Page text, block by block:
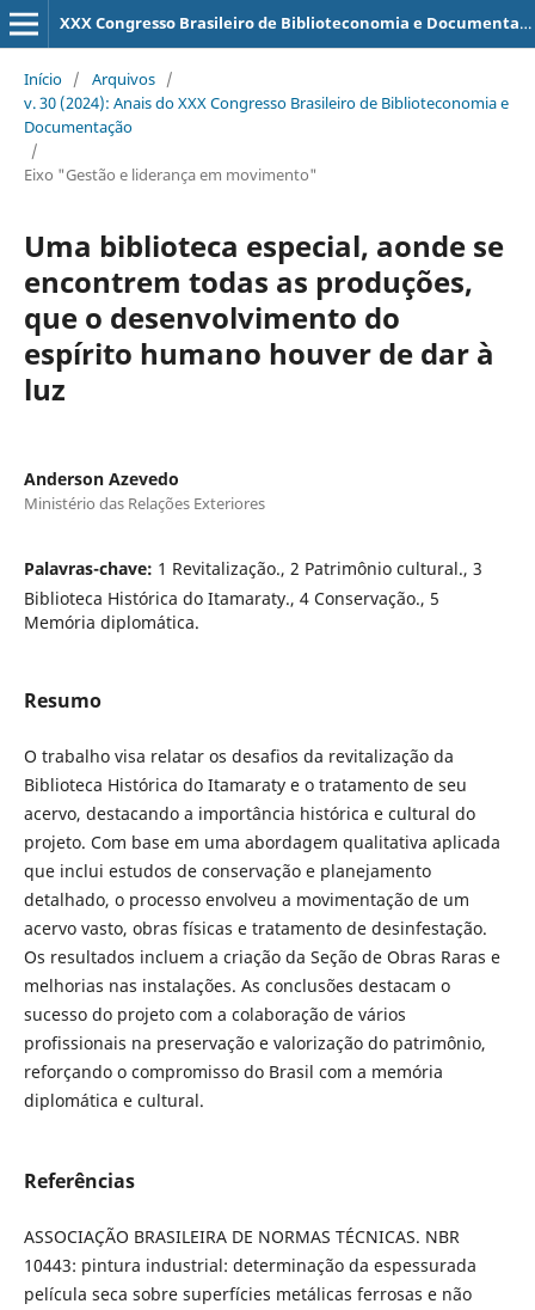
XXX Congresso Brasileiro de Biblioteconomia e Documentação
Início / Arquivos /
v. 30 (2024): Anais do XXX Congresso Brasileiro de Biblioteconomia e
Documentação
/
Eixo "Gestão e liderança em movimento"
Uma biblioteca especial, aonde se
encontrem todas as produções,
que o desenvolvimento do
espírito humano houver de dar à
luz
Anderson Azevedo
Ministério das Relações Exteriores
Palavras-chave: 1 Revitalização., 2 Patrimônio cultural., 3
Biblioteca Histórica do Itamaraty., 4 Conservação., 5
Memória diplomática.
Resumo
O trabalho visa relatar os desafios da revitalização da
Biblioteca Histórica do Itamaraty e o tratamento de seu
acervo, destacando a importância histórica e cultural do
projeto. Com base em uma abordagem qualitativa aplicada
que inclui estudos de conservação e planejamento
detalhado, o processo envolveu a movimentação de um
acervo vasto, obras físicas e tratamento de desinfestação.
Os resultados incluem a criação da Seção de Obras Raras e
melhorias nas instalações. As conclusões destacam o
sucesso do projeto com a colaboração de vários
profissionais na preservação e valorização do patrimônio,
reforçando o compromisso do Brasil com a memória
diplomática e cultural.
Referências
ASSOCIAÇÃO BRASILEIRA DE NORMAS TÉCNICAS. NBR
10443: pintura industrial: determinação da espessurada
película seca sobre superfícies metálicas ferrosas e não